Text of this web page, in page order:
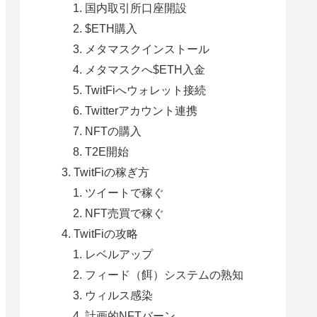
国内取引所口座開設
$ETH購入
メタマスクインストール
メタマスクへ$ETH入金
TwitFiへウォレット接続
Twitterアカウント連携
NFTの購入
T2E開始
TwitFiの稼ぎ方
ツイートで稼ぐ
NFT売買で稼ぐ
TwitFiの攻略
レベルアップ
フィード（餌）システムの熟知
ウィルス感染